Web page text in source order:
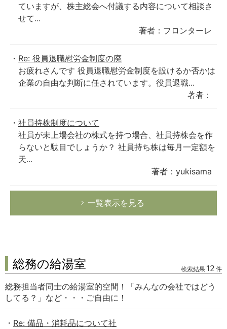
ていますが、株主総会へ付議する内容について相談さ
せて...
著者：フロンターレ
Re: 役員退職慰労金制度の廃
お疲れさんです 役員退職慰労金制度を設けるか否かは
企業の自由な判断に任されています。役員退職...
著者：
社員持株制度について
社員が未上場会社の株式を持つ場合、社員持株会を作
らないと駄目でしょうか？ 社員持ち株は毎月一定額を
天...
著者：yukisama
一覧表示を見る
総務の給湯室 検索結果 12 件
総務担当者同士の給湯室的空間！「みんなの会社ではどう
してる？」など・・・ご自由に！
Re: 備品・消耗品について社